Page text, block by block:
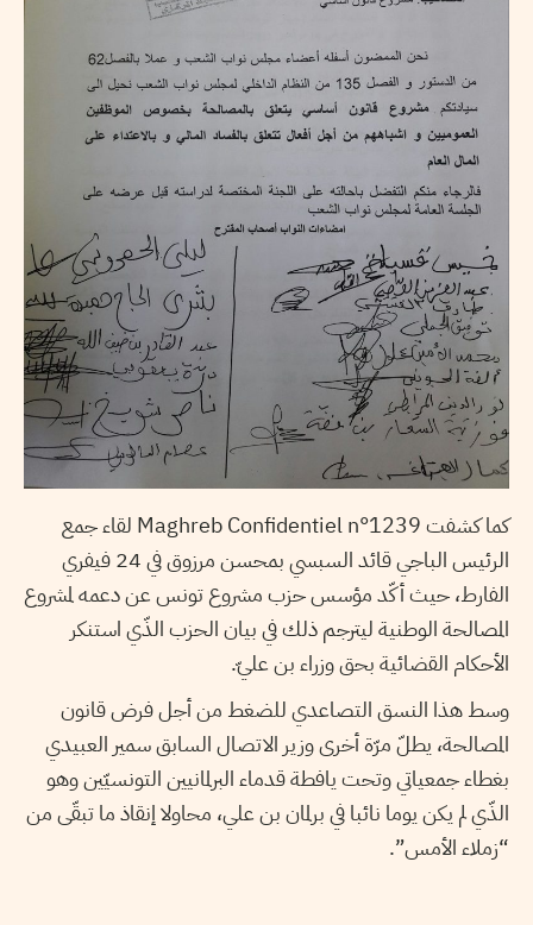
كما كشفتMaghreb Confidentiel n°1239 لقاء جمع
الرئيس الباجي قائد السبسي بمحسن مرزوق في 24 فيفري
الفارط، حيث أكّد مؤسس حزب مشروع تونس عن دعمه لمشروع
المصالحة الوطنية ليترجم ذلك في بيان الحزب الذّي استنكر
الأحكام القضائية بحق وزراء بن عليّ.
وسط هذا النسق التصاعدي للضغط من أجل فرض قانون
المصالحة، يطلّ مرّة أخرى وزير الاتصال السابق سمير العبيدي
بغطاء جمعياتي وتحت يافطة قدماء البرلمانيين التونسيّين وهو
الذّي لم يكن يوما نائبا في برلمان بن علي، محاولا إنقاذ ما تبقّى من
“زملاء الأمس”.